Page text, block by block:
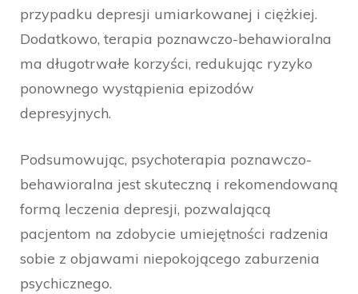
przypadku depresji umiarkowanej i ciężkiej.
Dodatkowo, terapia poznawczo-behawioralna
ma długotrwałe korzyści, redukując ryzyko
ponownego wystąpienia epizodów
depresyjnych.
Podsumowując, psychoterapia poznawczo-
behawioralna jest skuteczną i rekomendowaną
formą leczenia depresji, pozwalającą
pacjentom na zdobycie umiejętności radzenia
sobie z objawami niepokojącego zaburzenia
psychicznego.